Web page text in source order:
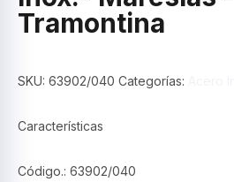
Tramontina
SKU: 63902/040 Categorías:
Características
Código.: 63902/040